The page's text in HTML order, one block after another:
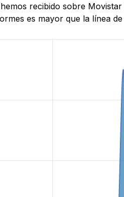
recibido sobre
es mayor que la línea